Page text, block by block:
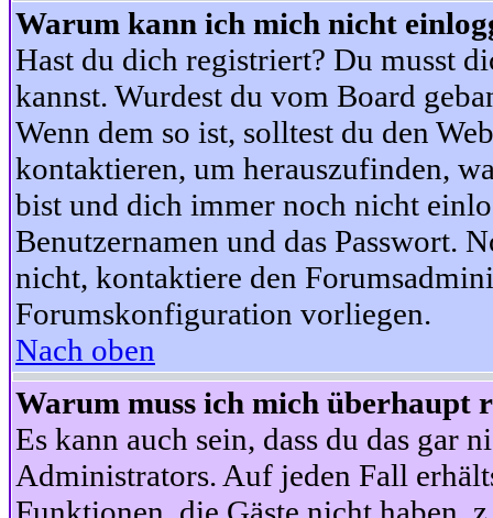
Warum kann ich mich nicht
Hast du dich registriert? Du musst
kannst. Wurdest du vom Board
Wenn dem so ist, solltest du den
kontaktieren, um herauszufinden,
bist und dich immer noch nicht
Benutzernamen und das Passwort.
nicht, kontaktiere den
Forumskonfiguration vorliegen.
Nach oben
Warum muss ich mich überhaupt
Es kann auch sein, dass du das gar
Administrators. Auf jeden Fall